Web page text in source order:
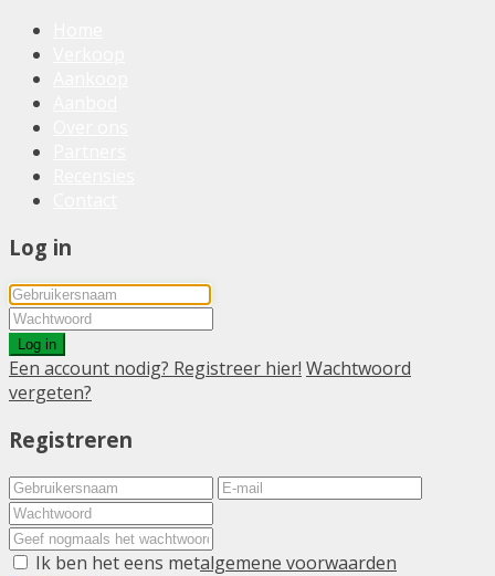
Log in
Log in
Een account nodig? Registreer hier! Wachtwoord
vergeten?
Registreren
Ik ben het eens metalgemene voorwaarden